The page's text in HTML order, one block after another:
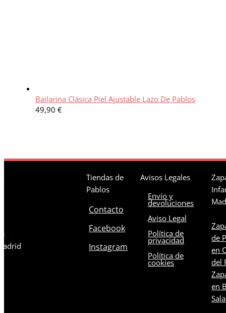
Bailarina Clásica Piel Ajustable Lazo De Pablos
49,90€
Tiendas de
Pablos
Contacto
Facebook
Instagram
Avisos Legales
Envío y
devoluciones
Aviso Legal
Política de
privacidad
Política de
cookies
de
en
del
en